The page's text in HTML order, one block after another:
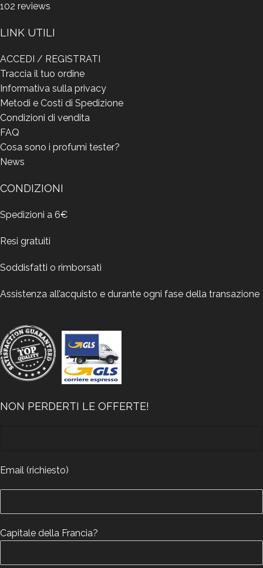
102 reviews
LINK UTILI
ACCEDI / REGISTRATI
Traccia il tuo ordine
Informativa sulla privacy
Metodi e Costi di Spedizione
Condizioni di vendita
FAQ
Cosa sono i profumi tester?
News
CONDIZIONI
Spedizioni a 6€
Resi gratuiti
Soddisfatti o rimborsati
Assistenza all’acquisto e durante ogni fase della transazione
NON PERDERTI LE OFFERTE!
Email (richiesto)
Capitale della Francia?